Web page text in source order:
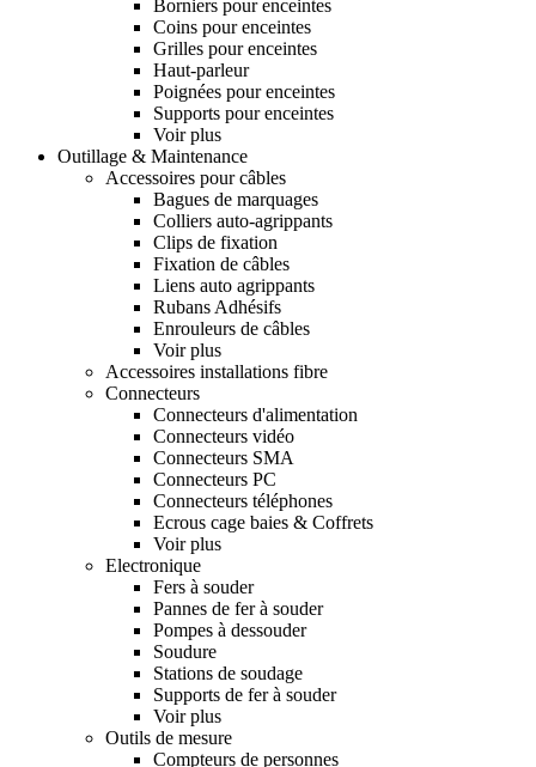
Borniers pour enceintes
Coins pour enceintes
Grilles pour enceintes
Haut-parleur
Poignées pour enceintes
Supports pour enceintes
Voir plus
Outillage & Maintenance
Accessoires pour câbles
Bagues de marquages
Colliers auto-agrippants
Clips de fixation
Fixation de câbles
Liens auto agrippants
Rubans Adhésifs
Enrouleurs de câbles
Voir plus
Accessoires installations fibre
Connecteurs
Connecteurs d'alimentation
Connecteurs vidéo
Connecteurs SMA
Connecteurs PC
Connecteurs téléphones
Ecrous cage baies & Coffrets
Voir plus
Electronique
Fers à souder
Pannes de fer à souder
Pompes à dessouder
Soudure
Stations de soudage
Supports de fer à souder
Voir plus
Outils de mesure
Compteurs de personnes